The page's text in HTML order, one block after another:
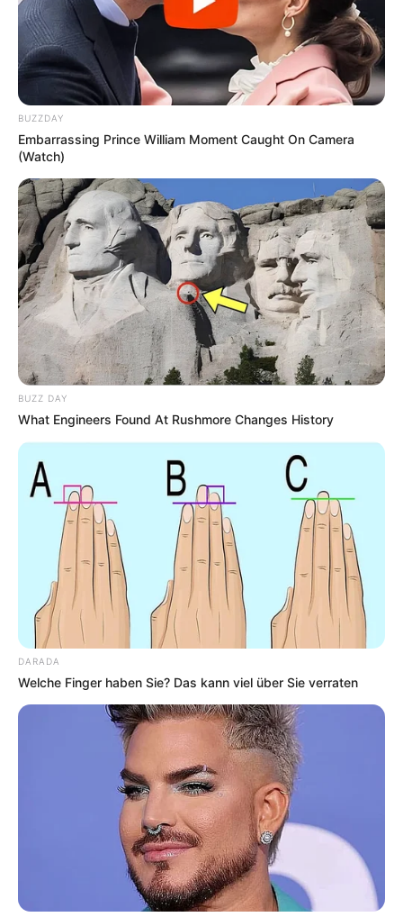
BUZZDAY
Embarrassing Prince William Moment Caught On Camera
(Watch)
BUZZ DAY
What Engineers Found At Rushmore Changes History
DARADA
Welche Finger haben Sie? Das kann viel über Sie verraten